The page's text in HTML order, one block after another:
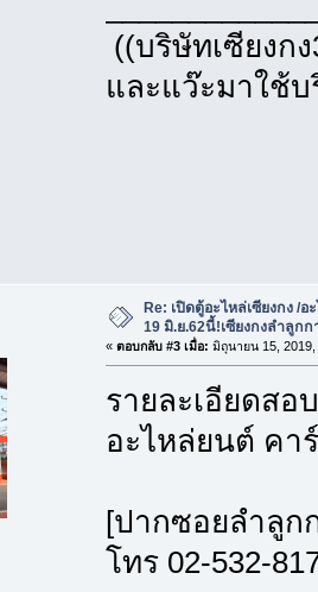
((บริษัทเซียงก
และแว๊ะมาใ
Re: เปิดตู้อะไหล่เซียงกง /
19 มิ.ย.62นี้!เซียงกงลำลูกก
« ตอบกลับ #3 เมื่อ: มิถุนายน 15, 2019,
รายละเ
อะไหล่ยนต์ ค
[ปากซ
โทร 02-